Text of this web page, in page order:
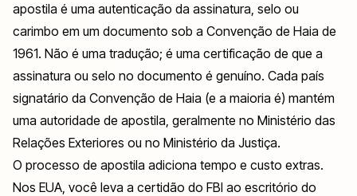
apostila é uma autenticação da assinatura, selo ou
carimbo em um documento sob a Convenção de Haia de
1961. Não é uma tradução; é uma certificação de que a
assinatura ou selo no documento é genuíno. Cada país
signatário da Convenção de Haia (e a maioria é) mantém
uma autoridade de apostila, geralmente no Ministério das
Relações Exteriores ou no Ministério da Justiça.
O processo de apostila adiciona tempo e custo extras.
Nos EUA, você leva a certidão do FBI ao escritório do